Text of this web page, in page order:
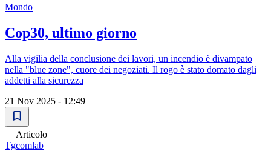
Mondo
Cop30, ultimo giorno
Alla vigilia della conclusione dei lavori, un incendio è divampato
nella "blue zone", cuore dei negoziati. Il rogo è stato domato dagli
addetti alla sicurezza
21 Nov 2025 - 12:49
Articolo
Tgcomlab